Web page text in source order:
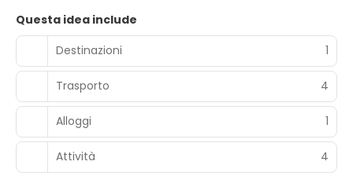
Questa idea include
Destinazioni
1
Trasporto 4
Alloggi 1
Attività 4